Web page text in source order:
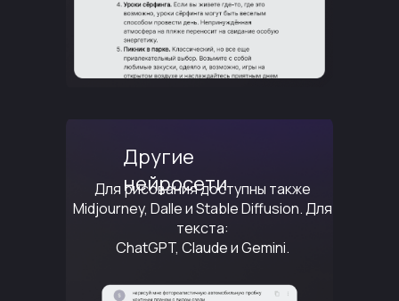
Другие
нейросети
Для рисования доступны также
Midjourney, Dalle и Stable Diffusion. Для
текста:
ChatGPT, Claude и Gemini.